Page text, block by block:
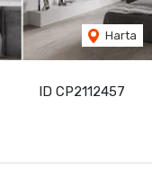
ID CP2112457
Harta